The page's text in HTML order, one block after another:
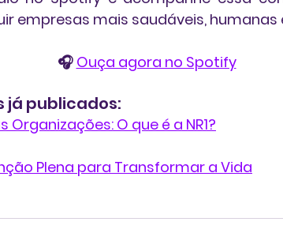
empresas mais saudáveis, humanas
🎧 Ouça agora no Spotify
já publicados:
Organizações: O que é a NR1?
Plena para Transformar a Vida